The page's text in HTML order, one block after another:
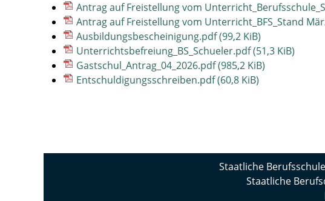
Antrag auf Freistellung vom
Antrag auf Freistellung vom Unterricht_BFS_Stand
Ausbildungsbescheinigung.pdf(99,2 KiB)
Unterrichtsbefreiung_BS_Schueler.pdf(51,3 KiB)
Gastschul_Antrag_04_2026.pdf(985,2 KiB)
Entschuldigungsschreiben.pdf(60,8 KiB)
Staatliche
Staatliche